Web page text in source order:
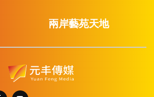
兩岸藝苑天地